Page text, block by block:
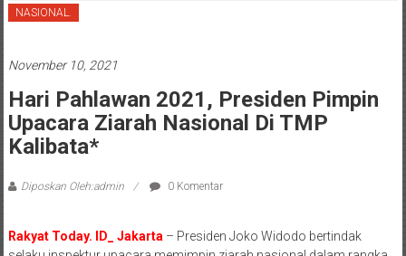
NASIONAL.
November 10, 2021
Hari Pahlawan 2021, Presiden Pimpin
Upacara Ziarah Nasional Di TMP
Kalibata*
Diposkan Oleh:admin 0 Komentar
Rakyat Today. ID_ Jakarta – Presiden Joko Widodo bertindak